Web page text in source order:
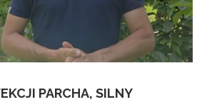
PARCHA, SILNY